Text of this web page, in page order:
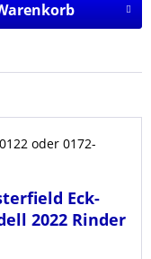
oder 0172-
Eck-
2022 Rinder